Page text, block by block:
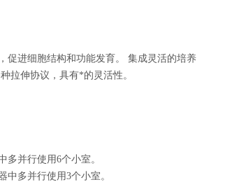
促进细胞结构和功能发育。 集成灵活的培养
拉伸协议，具有*的灵活性。
多并行使用6个小室。
中多并行使用3个小室。